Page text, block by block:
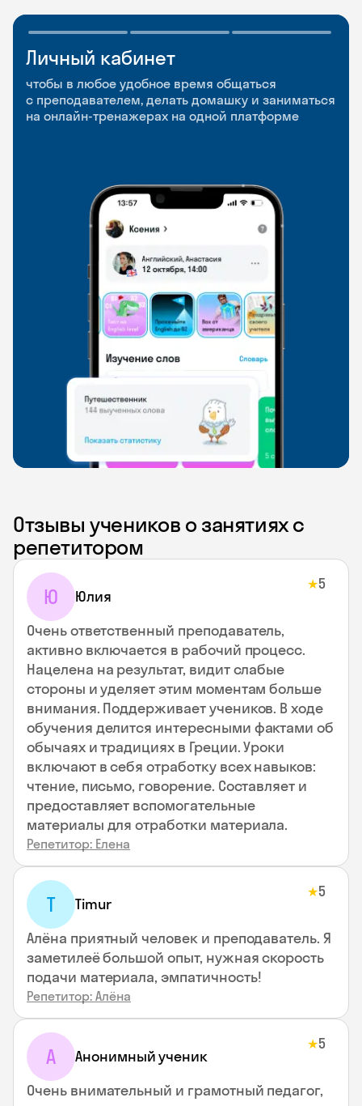
Личный кабинет
чтобы в любое удобное время общаться
с преподавателем, делать домашку и заниматься
на онлайн-тренажерах на одной платформе
Мобильное
приложение
чтобы заниматься и изучать новые слова где
и когда удобно
Разговорные клубы
и Talks
Групповые занятия для разговорной практики
и индивидуальные встречи с преподавателями
Отзывы учеников о занятиях с
репетитором
Ю Юлия
★5
Очень ответственный преподаватель,
активно включается в рабочий процесс.
Нацелена на результат, видит слабые
стороны и уделяет этим моментам больше
внимания. Поддерживает учеников. В ходе
обучения делится интересными фактами об
обычаях и традициях в Греции. Уроки
включают в себя отработку всех навыков:
чтение, письмо, говорение. Составляет и
предоставляет вспомогательные
материалы для отработки материала.
Репетитор: Елена
T Timur
★5
Алёна приятный человек и преподаватель. Я
заметилеё большой опыт, нужная скорость
подачи материала, эмпатичность!
Репетитор: Алёна
А Анонимный ученик
★5
Очень внимательный и грамотный педагог,